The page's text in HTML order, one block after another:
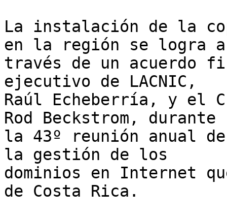
La instalación de la
en la región se logra
través de un acuerdo
ejecutivo de LACNIC,
Raúl Echeberría, y el
Rod Beckstrom, durante
la 43º reunión anual
la gestión de los
dominios en Internet
de Costa Rica.